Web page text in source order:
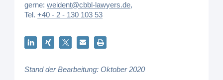
gerne:weident@cbbl-lawyers.de,
Tel.+40 - 2 - 130 103 53
Stand der Bearbeitung: Oktober 2020